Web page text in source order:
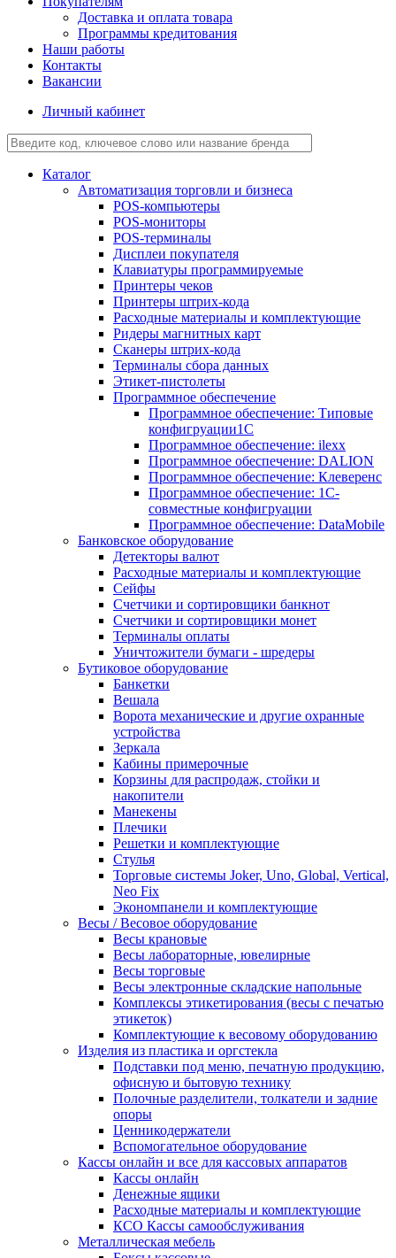
Доставка и оплата товара
Программы кредитования
Наши работы
Контакты
Вакансии
Личный кабинет
Каталог
Автоматизация торговли и бизнеса
POS-компьютеры
POS-мониторы
POS-терминалы
Дисплеи покупателя
Клавиатуры программируемые
Принтеры чеков
Принтеры штрих-кода
Расходные материалы и комплектующие
Ридеры магнитных карт
Сканеры штрих-кода
Терминалы сбора данных
Этикет-пистолеты
Программное обеспечение
Программное обеспечение: Типовые
конфигруации1С
Программное обеспечение: ilexx
Программное обеспечение: DALION
Программное обеспечение: Клеверенс
Программное обеспечение: 1С-
совместные конфигруации
Программное обеспечение: DataMobile
Банковское оборудование
Детекторы валют
Расходные материалы и комплектующие
Сейфы
Счетчики и сортировщики банкнот
Счетчики и сортировщики монет
Терминалы оплаты
Уничтожители бумаги - шредеры
Бутиковое оборудование
Банкетки
Вешала
Ворота механические и другие охранные
устройства
Зеркала
Кабины примерочные
Корзины для распродаж, стойки и
накопители
Манекены
Плечики
Решетки и комплектующие
Стулья
Торговые системы Joker, Uno, Global, Vertical,
Neo Fix
Экономпанели и комплектующие
Весы / Весовое оборудование
Весы крановые
Весы лабораторные, ювелирные
Весы торговые
Весы электронные складские напольные
Комплексы этикетирования (весы с печатью
этикеток)
Комплектующие к весовому оборудованию
Изделия из пластика и оргстекла
Подставки под меню, печатную продукцию,
офисную и бытовую технику
Полочные разделители, толкатели и задние
опоры
Ценникодержатели
Вспомогательное оборудование
Кассы онлайн и все для кассовых аппаратов
Кассы онлайн
Денежные ящики
Расходные материалы и комплектующие
КСО Кассы самообслуживания
Металлическая мебель